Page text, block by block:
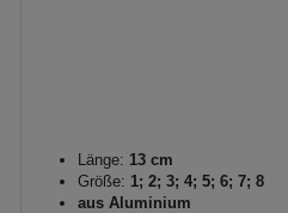
Länge: 13 cm
Größe: 1; 2; 3; 4; 5; 6; 7; 8
aus Aluminium